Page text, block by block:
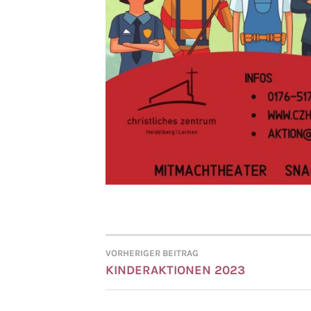
VORHERIGER BEITRAG
KINDERAKTIONEN 2023